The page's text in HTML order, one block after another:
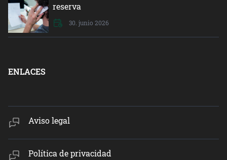
reserva
30. junio 2026
ENLACES
Aviso legal
Política de privacidad